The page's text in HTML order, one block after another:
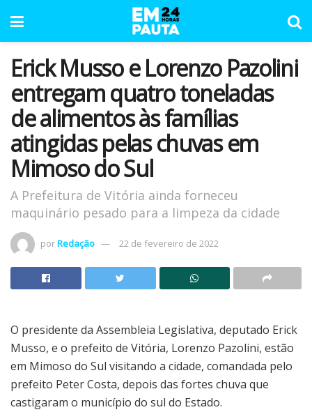
Erick Musso e Lorenzo Pazolini
entregam quatro toneladas
de alimentos às famílias
atingidas pelas chuvas em
Mimoso do Sul
A Prefeitura de Vitória ainda forneceu
maquinário pesado para a limpeza da cidade
porRedação 22 de fevereiro de 2022
O presidente da Assembleia Legislativa, deputado Erick
Musso, e o prefeito de Vitória, Lorenzo Pazolini, estão
em Mimoso do Sul visitando a cidade, comandada pelo
prefeito Peter Costa, depois das fortes chuva que
castigaram o município do sul do Estado.